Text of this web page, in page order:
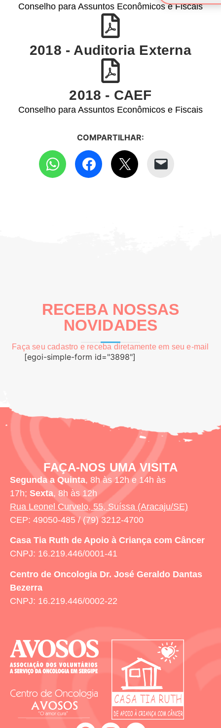
Conselho para Assuntos Econômicos e Fiscais
2018 - Auditoria Externa
2018 - CAEF
Conselho para Assuntos Econômicos e Fiscais
COMPARTILHAR:
RECEBA NOSSAS
NOVIDADES
Faça seu cadastro e receba diretamente em seu e-mail
[egoi-simple-form id="3898"]
FAÇA-NOS UMA VISITA
Segunda a Quinta, 8h às 12h e 14h às
17h; Sexta, 8h às 12h
Rua Leonel Curvelo, 55, Suíssa (Aracaju/SE)
CEP: 49050-485 / (79) 3212-4700
Casa Tia Ruth de Apoio à Criança com Câncer
CNPJ: 16.219.446/0001-41
Centro de Oncologia Dr. José Geraldo Dantas
Bezerra
CNPJ: 16.219.446/0002-22